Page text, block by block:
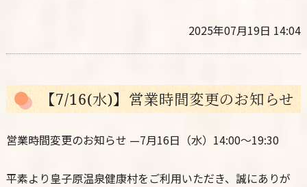
2025年07月19日 14:04
【7/16(水)】営業時間変更のお知らせ
営業時間変更のお知らせ —7月16日（水）14:00〜19:30
平素より皇子原温泉健康村をご利用いただき、誠にありが